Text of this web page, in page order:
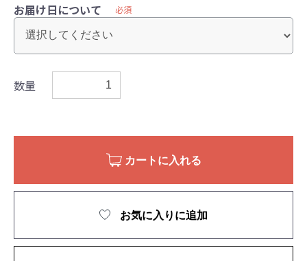
お届け日について 必須
数量
カートに入れる
お気に入りに追加